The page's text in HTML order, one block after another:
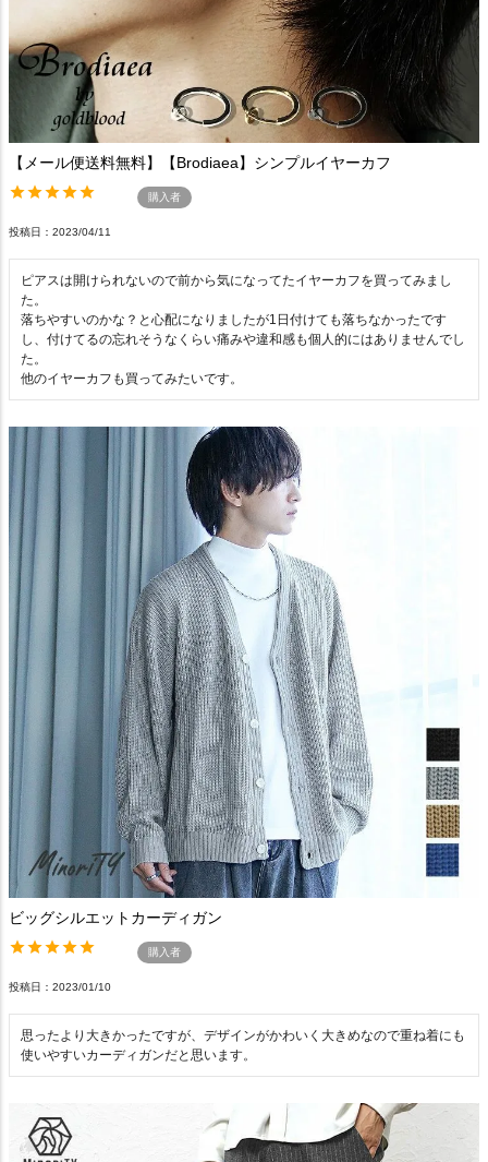
【メール便送料無料】【Brodiaea】シンプルイヤーカフ
購入者
投稿日 2023/04/11
ピアスは開けられないので前から気になってたイヤーカフを買ってみまし
た。
落ちやすいのかな？と心配になりましたが1日付けても落ちなかったです
し、付けてるの忘れそうなくらい痛みや違和感も個人的にはありませんでし
た。
他のイヤーカフも買ってみたいです。
ビッグシルエットカーディガン
購入者
投稿日 2023/01/10
思ったより大きかったですが、デザインがかわいく大きめなので重ね着にも
使いやすいカーディガンだと思います。